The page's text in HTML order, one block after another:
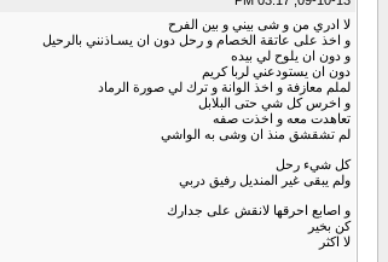
لا ادري من و شى بيني و بين الفرح
و اخذ على عاتقة الخصام و رحل دون ان يسـاذنني بالرحيل
و دون ان يلوح لي بيده
دون ان يستودعني لربا كريم
لملم معازفة و اخذ الوانة و ترك لي صورة الرماد
و اخرس كل شي حتى البلابل
تعاهدت معه و اخذت صفه
لم تشقشق منذ ان وشى به الواشي
كل شيء رحل
ولم يبقى غير المنديل رفيق دربي
و اصابع احرقها لانقش على جدارك
كن بخير
لا اكثر